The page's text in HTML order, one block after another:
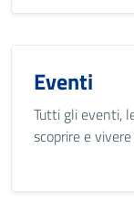
Eventi
Tutti gli eventi,
scoprire e